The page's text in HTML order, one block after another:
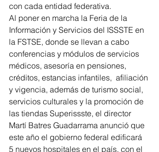
con cada entidad federativa.
Al poner en marcha la Feria de la
Información y Servicios del ISSSTE en
la FSTSE, donde se llevan a cabo
conferencias y módulos de servicios
médicos, asesoría en pensiones,
créditos, estancias infantiles,  afiliación
y vigencia, además de turismo social,
servicios culturales y la promoción de
las tiendas Superissste, el director
Martí Batres Guadarrama anunció que
este año el gobierno federal edificará
5 nuevos hospitales en el país, con el